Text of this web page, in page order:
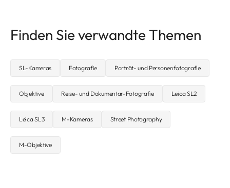
Finden Sie verwandte Themen
SL-Kameras Fotografie Porträt- und Personenfotografie
Objektive Reise- und Dokumentar-Fotografie Leica SL2
Leica SL3 M-Kameras Street Photography
M-Objektive